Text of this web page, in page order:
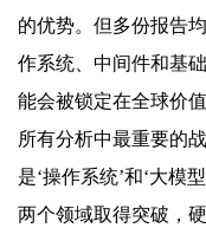
的优势。但多份报告
作系统、中间件和基
能会被锁定在全球价
所有分析中最重要的
是‘操作系统’和‘大模
两个领域取得突破，